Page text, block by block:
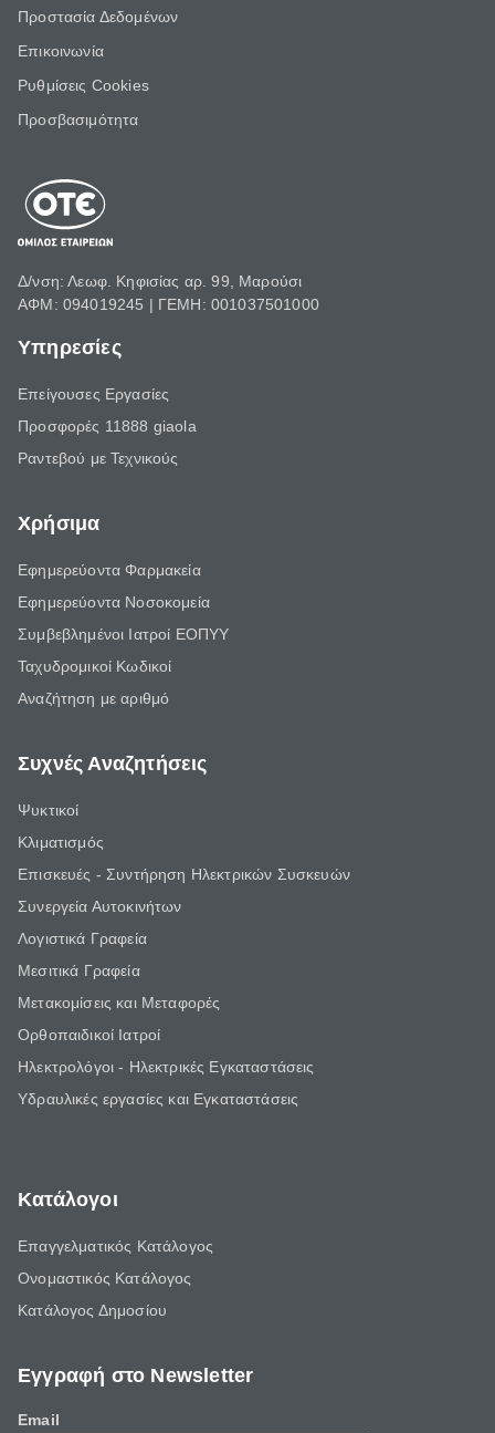
Προστασία Δεδομένων
Επικοινωνία
Ρυθμίσεις Cookies
Προσβασιμότητα
Δ/νση: Λεωφ. Κηφισίας αρ. 99, Μαρούσι
ΑΦΜ: 094019245 | ΓΕΜΗ: 001037501000
Υπηρεσίες
Επείγουσες Εργασίες
Προσφορές 11888 giaola
Ραντεβού με Τεχνικούς
Χρήσιμα
Εφημερεύοντα Φαρμακεία
Εφημερεύοντα Νοσοκομεία
Συμβεβλημένοι Ιατροί ΕΟΠΥΥ
Ταχυδρομικοί Κωδικοί
Αναζήτηση με αριθμό
Συχνές Αναζητήσεις
Ψυκτικοί
Κλιματισμός
Επισκευές - Συντήρηση Ηλεκτρικών Συσκευών
Συνεργεία Αυτοκινήτων
Λογιστικά Γραφεία
Μεσιτικά Γραφεία
Μετακομίσεις και Μεταφορές
Ορθοπαιδικοί Ιατροί
Ηλεκτρολόγοι - Ηλεκτρικές Εγκαταστάσεις
Υδραυλικές εργασίες και Εγκαταστάσεις
Κατάλογοι
Επαγγελματικός Κατάλογος
Ονομαστικός Κατάλογος
Κατάλογος Δημοσίου
Εγγραφή στο Newsletter
Email